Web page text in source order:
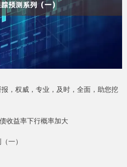
权威，专业，及时，全面，助您挖
益率下行概率加大
一）